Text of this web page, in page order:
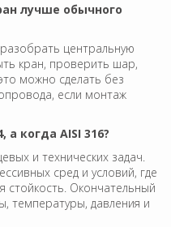
лучше обычного
центральную
кран, проверить шар,
можно сделать без
если монтаж
когда AISI 316?
и технических задач.
сред и условий, где
Окончательный
температуры, давления и